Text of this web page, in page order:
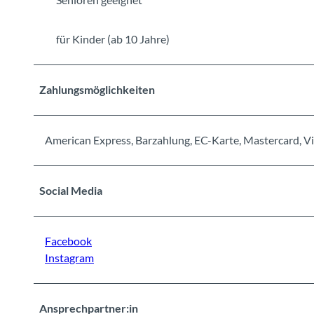
für Kinder (ab 10 Jahre)
Zahlungsmöglichkeiten
American Express, Barzahlung, EC-Karte, Mastercard,
Social Media
Facebook
Instagram
Ansprechpartner:in